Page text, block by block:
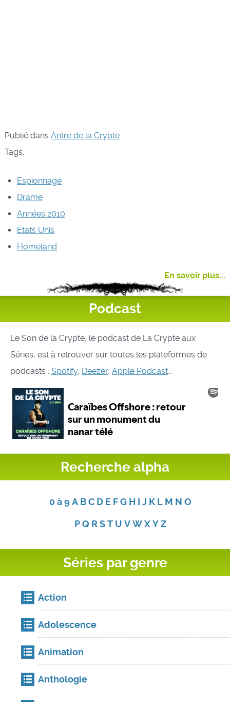
Publié dans Antre de la Crypte
Tags:
Espionnage
Drame
Années 2010
États Unis
Homeland
En savoir plus...
Podcast
Le Son de la Crypte, le podcast de La Crypte aux
Séries, est à retrouver sur toutes les plateformes de
podcasts : Spotify, Deezer, Apple Podcast...
Recherche alpha
0 à 9 A B C D E F G H I J K L M N O
P Q R S T U V W X Y Z
Séries par genre
Action
Adolescence
Animation
Anthologie